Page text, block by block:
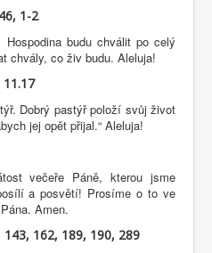
1-2
budu chválit po celý
chvály, co živ budu. Aleluja!
11.17
Dobrý pastýř položí svůj život
jej opět přijal.“ Aleluja!
večeře Páně, kterou jsme
a posvětí! Prosíme o to ve
Amen.
162, 189, 190, 289